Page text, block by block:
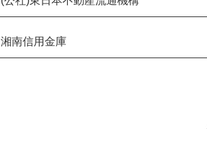
湘南信用金庫